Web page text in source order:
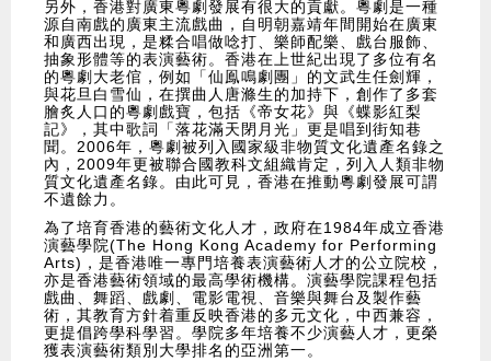
另外，香港對廣東粵劇發展有很大的貢獻。粵劇是一種
源自南戲的廣東主流戲曲，自明朝嘉靖年間開始在廣東
和廣西出現，是糅合唱做唸打、樂師配樂、戲台服飾、
抽象形體等的表演藝術。香港在上世紀出現了多位有名
的粵劇大老倌，例如「仙鳯鳴劇團」的文武生任劍輝，
與花旦白雪仙，在撰曲人唐滌生的加持下，創作了多套
膾炙人口的粵劇戲寶，包括《帝女花》與《蝶影紅梨
記》，其中歌詞「落花滿天閉月光」更是唱到街知巷
聞。2006年，粵劇被列入國家級非物質文化遺產名錄之
內，2009年更被聯合國教科文組織肯定，列入人類非物
質文化遺產名錄。由此可見，香港在推動粵劇發展可謂
不遺餘力。
為了培育香港的藝術文化人才，政府在1984年成立香港
演藝學院(The Hong Kong Academy for Performing
Arts)，是香港唯一專門培養表演藝術人才的公立院校，
亦是香港藝術領域的最高學術機構。演藝學院課程包括
戲曲、舞蹈、戲劇、電影電視、音樂與舞台及製作藝
術，其教育方針着重反映香港的多元文化，中西兼容，
更提倡跨學科學習。學院多年培養不少演藝人才，更榮
獲表演藝術類別大學排名的亞洲第一。